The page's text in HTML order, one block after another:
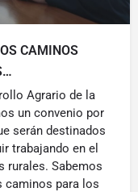
CAMINOS
Agrario de la
un convenio por
serán destinados
trabajando en el
rurales. Sabemos
caminos para los